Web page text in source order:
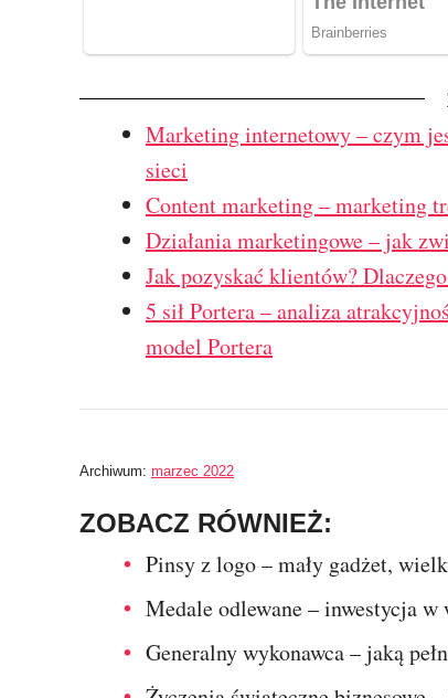
Marketing internetowy – czym
sieci
Content marketing – marketing
Działania marketingowe – jak
Jak pozyskać klientów?
5 sił Portera – analiza
model Portera
Archiwum: marzec 2022
ZOBACZ RÓWNIEŻ:
Pinsy z logo – mały gadżet,
Medale odlewane – inwestycja
Generalny wykonawca – jaką